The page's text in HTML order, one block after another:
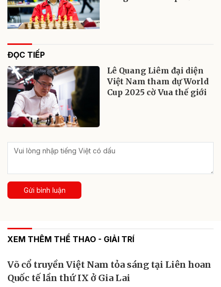
ĐỌC TIẾP
Lê Quang Liêm đại diện
Việt Nam tham dự World
Cup 2025 cờ Vua thế giới
Gửi bình luận
XEM THÊM THỂ THAO - GIẢI TRÍ
Võ cổ truyền Việt Nam tỏa sáng tại Liên hoan
Quốc tế lần thứ IX ở Gia Lai